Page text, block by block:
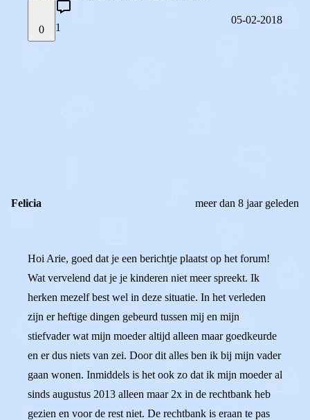
0 1
05-02-2018
Felicia meer dan 8 jaar geleden
Hoi Arie, goed dat je een berichtje plaatst op het forum!
Wat vervelend dat je je kinderen niet meer spreekt. Ik
herken mezelf best wel in deze situatie. In het verleden
zijn er heftige dingen gebeurd tussen mij en mijn
stiefvader wat mijn moeder altijd alleen maar goedkeurde
en er dus niets van zei. Door dit alles ben ik bij mijn vader
gaan wonen. Inmiddels is het ook zo dat ik mijn moeder al
sinds augustus 2013 alleen maar 2x in de rechtbank heb
gezien en voor de rest niet. De rechtbank is eraan te pas